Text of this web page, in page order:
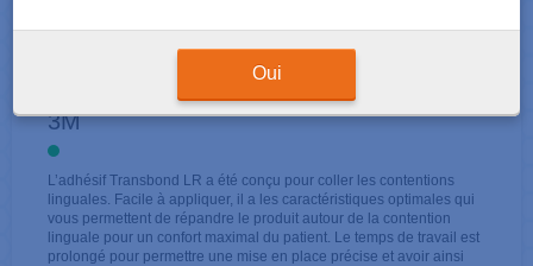
Oui
TRANSBOND LR en cartouches
3M
L’adhésif Transbond LR a été conçu pour coller les contentions
linguales. Facile à appliquer, il a les caractéristiques optimales qui
vous permettent de répandre le produit autour de la contention
linguale pour un confort maximal du patient. Le temps de travail est
prolongé pour permettre une mise en place précise et avoir ainsi